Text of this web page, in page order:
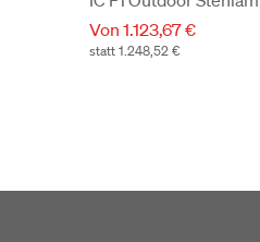
Von 1.123,67 €
statt 1.248,52 €